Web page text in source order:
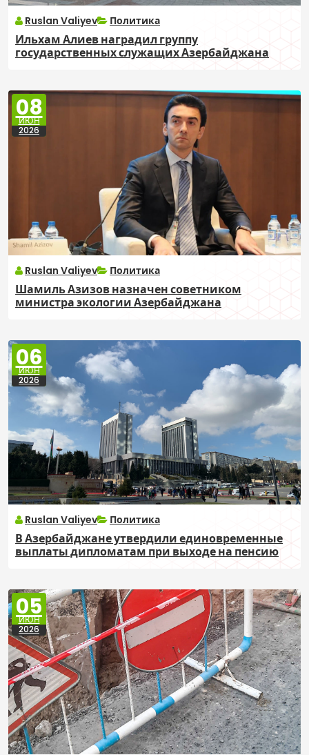
Ruslan Valiyev Политика
Ильхам Алиев наградил группу
государственных служащих Азербайджана
08
ИЮН
2026
Ruslan Valiyev Политика
Шамиль Азизов назначен советником
министра экологии Азербайджана
06
ИЮН
2026
Ruslan Valiyev Политика
В Азербайджане утвердили единовременные
выплаты дипломатам при выходе на пенсию
05
ИЮН
2026